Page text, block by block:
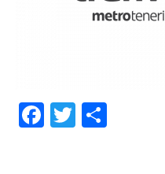
Facebook
Twitter